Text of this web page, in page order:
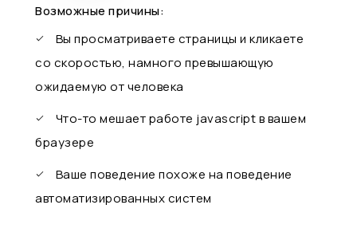
Возможные причины:
Вы просматриваете страницы и кликаете
со скоростью, намного превышающую
ожидаемую от человека
Что-то мешает работе javascript в вашем
браузере
Ваше поведение похоже на поведение
автоматизированных систем